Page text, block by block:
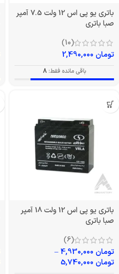
باتری یو پی اس 12 ولت 7.5 آمپر
صبا باتری
(10)
تومان
باقی مانده فقط: 8
باتری یو پی اس 12 ولت 18 آمپر
صبا باتری
(6)
تومان
–
تومان